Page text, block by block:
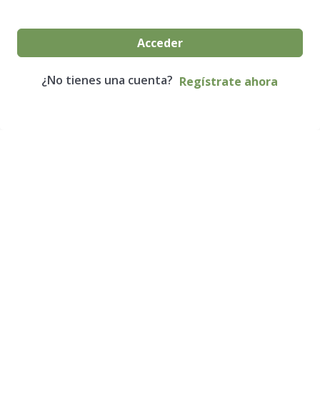
Acceder
¿No tienes una cuenta? Regístrate ahora